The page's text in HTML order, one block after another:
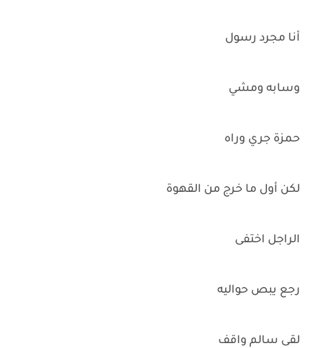
أنا مجرد رسول
وسابه ومشي
حمزة جري وراه
لكن أول ما خرج من القهوة
الراجل اختفى
رجع يبص حواليه
لقى سالم واقف